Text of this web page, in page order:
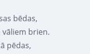
bēdas,
vāliem brien.
pēdas,